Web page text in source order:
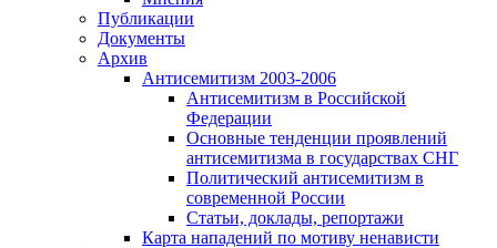
Публикации
Документы
Архив
Антисемитизм 2003-2006
Антисемитизм в Российской
Федерации
Основные тенденции проявлений
антисемитизма в государствах СНГ
Политический антисемитизм в
современной России
Статьи, доклады, репортажи
Карта нападений по мотиву ненависти